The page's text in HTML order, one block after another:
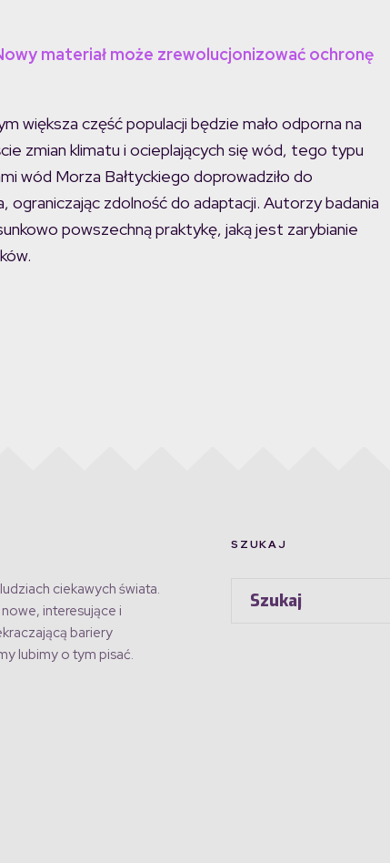
materiał może zrewolucjonizować ochronę
większa część populacji będzie mało odporna na
zmian klimatu i ocieplających się wód, tego typu
wód Morza Bałtyckiego doprowadziło do
zdolność do adaptacji. Autorzy badania
powszechną praktykę, jaką jest zarybianie
ciekawych świata.
interesujące i
bariery
lubimy o tym pisać.
SZUKAJ